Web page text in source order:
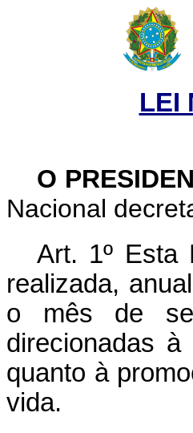
LEI
O
Nacional
Art. 1º Esta
realizada,
o mês de
direcionadas
quanto à
vida.